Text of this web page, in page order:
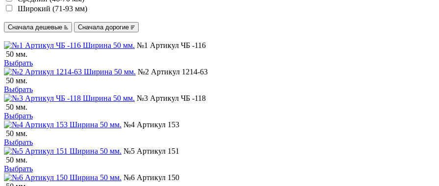
Широкий (71-93 мм)
Сначала дешевые Сначала дорогие
№1 Артикул ЧБ -116
50 мм.
Выбрать
№2 Артикул 1214-63
50 мм.
Выбрать
№3 Артикул ЧБ -118
50 мм.
Выбрать
№4 Артикул 153
50 мм.
Выбрать
№5 Артикул 151
50 мм.
Выбрать
№6 Артикул 150